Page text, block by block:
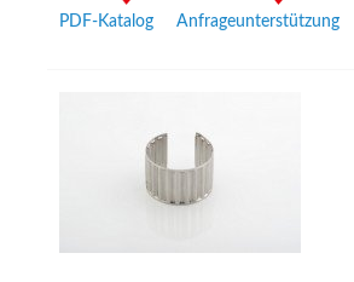
PDF-Katalog Anfrageunterstützung